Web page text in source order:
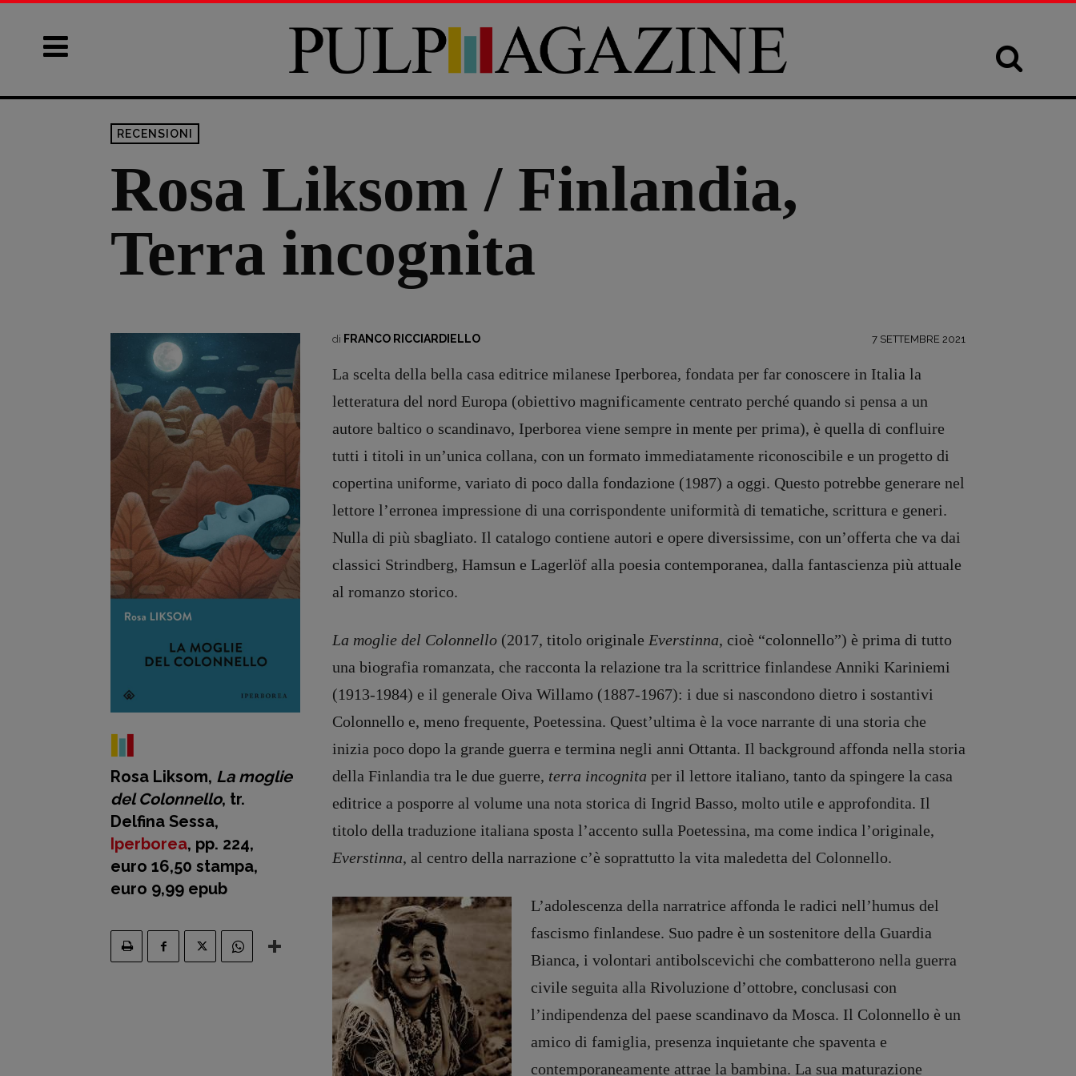
RECENSIONI
Rosa Liksom / Finlandia,
Terra incognita
Rosa Liksom, La moglie
del Colonnello, tr.
Delfina Sessa,
Iperborea, pp. 224,
euro 16,50 stampa,
euro 9,99 epub
di FRANCO RICCIARDIELLO 7 SETTEMBRE 2021
La scelta della bella casa editrice milanese Iperborea, fondata per far conoscere in Italia la
letteratura del nord Europa (obiettivo magnificamente centrato perché quando si pensa a un
autore baltico o scandinavo, Iperborea viene sempre in mente per prima), è quella di confluire
tutti i titoli in un’unica collana, con un formato immediatamente riconoscibile e un progetto di
copertina uniforme, variato di poco dalla fondazione (1987) a oggi. Questo potrebbe generare nel
lettore l’erronea impressione di una corrispondente uniformità di tematiche, scrittura e generi.
Nulla di più sbagliato. Il catalogo contiene autori e opere diversissime, con un’offerta che va dai
classici Strindberg, Hamsun e Lagerlöf alla poesia contemporanea, dalla fantascienza più attuale
al romanzo storico.
La moglie del Colonnello (2017, titolo originale Everstinna, cioè “colonnello”) è prima di tutto
una biografia romanzata, che racconta la relazione tra la scrittrice finlandese Anniki Kariniemi
(1913-1984) e il generale Oiva Willamo (1887-1967): i due si nascondono dietro i sostantivi
Colonnello e, meno frequente, Poetessina. Quest’ultima è la voce narrante di una storia che
inizia poco dopo la grande guerra e termina negli anni Ottanta. Il background affonda nella storia
della Finlandia tra le due guerre, terra incognita per il lettore italiano, tanto da spingere la casa
editrice a posporre al volume una nota storica di Ingrid Basso, molto utile e approfondita. Il
titolo della traduzione italiana sposta l’accento sulla Poetessina, ma come indica l’originale,
Everstinna, al centro della narrazione c’è soprattutto la vita maledetta del Colonnello.
L’adolescenza della narratrice affonda le radici nell’humus del
fascismo finlandese. Suo padre è un sostenitore della Guardia
Bianca, i volontari antibolscevichi che combatterono nella guerra
civile seguita alla Rivoluzione d’ottobre, conclusasi con
l’indipendenza del paese scandinavo da Mosca. Il Colonnello è un
amico di famiglia, presenza inquietante che spaventa e
contemporaneamente attrae la bambina. La sua maturazione